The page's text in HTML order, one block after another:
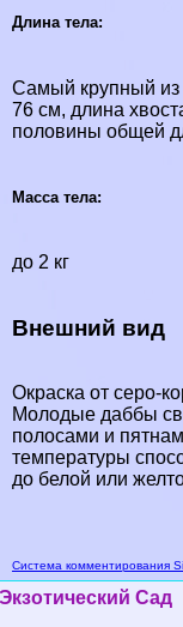
Длина тела:
Самый крупный из
76 см, длина
половины общей
Масса тела:
до 2 кг
Внешний вид
Окраска от серо-
Молодые даббы
полосами и
температуры
до белой или
Система комментирования
Экзотический Сад